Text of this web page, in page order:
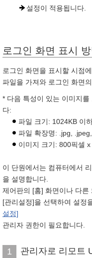
설정이 적용됩니다.
로그인 화면 표시
로그인 화면을 표시할 시점
파일을 가져와 로그인 화면
* 다음 특성이 있는 이미지
다:
파일 크기: 1024KB 이
파일 확장명: .jpg,
이미지 크기: 800픽셀
이 단원에서는 컴퓨터에서
을 설명합니다.
제어판의 [홈] 화면이나 다른
[관리설정]을 선택하여 설정
설정]
관리자 권한이 필요합니다.
1 관리자로 리모트